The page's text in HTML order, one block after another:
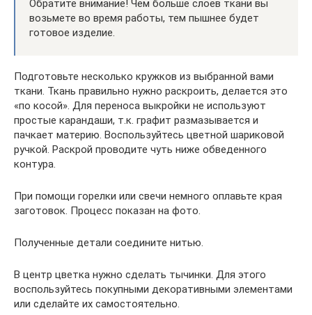
Обратите внимание! Чем больше слоев ткани вы
возьмете во время работы, тем пышнее будет
готовое изделие.
Подготовьте несколько кружков из выбранной вами
ткани. Ткань правильно нужно раскроить, делается это
«по косой». Для переноса выкройки не используют
простые карандаши, т.к. графит размазывается и
пачкает материю. Воспользуйтесь цветной шариковой
ручкой. Раскрой проводите чуть ниже обведенного
контура.
При помощи горелки или свечи немного оплавьте края
заготовок. Процесс показан на фото.
Полученные детали соедините нитью.
В центр цветка нужно сделать тычинки. Для этого
воспользуйтесь покупными декоративными элементами
или сделайте их самостоятельно.